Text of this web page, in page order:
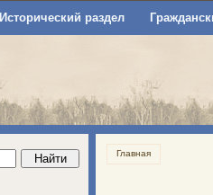
Исторический раздел
Главная